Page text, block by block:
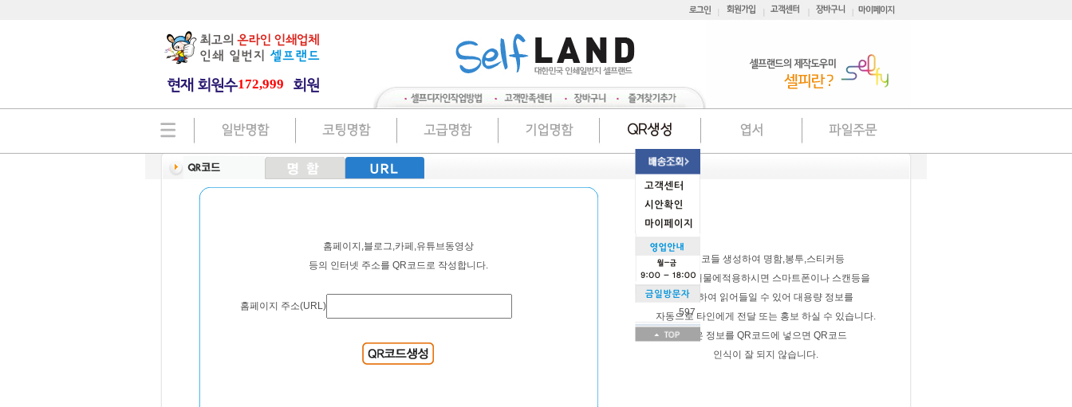
597
172,999
일반명함 코팅명함 고급명함 기업명함 QR생성 엽서 파일주문
홈페이지,블로그,카페,유튜브동영상
등의 인터넷 주소를 QR코드로 작성합니다.
홈페이지 주소(URL)
QR코들 생성하여 명함,봉투,스티커등
각종 인쇄물에적용하시면 스마트폰이나 스캔등을
이용하여 읽어들일 수 있어 대용량 정보를
자동으로 타인에게 전달 또는 홍보 하실 수 있습니다.
많은 정보를 QR코드에 넣으면 QR코드
인식이 잘 되지 않습니다.